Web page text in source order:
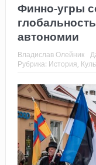
Финно-угры
автономии
Владислав Олейник
Рубрика: История,